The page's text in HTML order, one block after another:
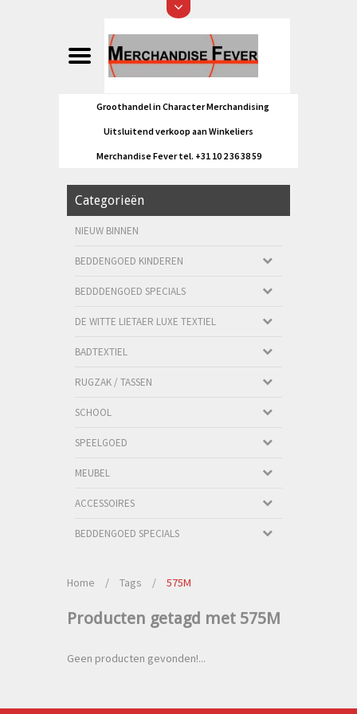
Groothandel in Character Merchandising
Uitsluitend verkoop aan Winkeliers
Merchandise Fever tel. +31 10 2 36 38 59
Categorieën
NIEUW BINNEN
BEDDENGOED KINDEREN
BEDDDENGOED SPECIALS
DE WITTE LIETAER LUXE TEXTIEL
BADTEXTIEL
RUGZAK / TASSEN
SCHOOL
SPEELGOED
MEUBEL
ACCESSOIRES
BEDDENGOED SPECIALS
Home / Tags / 575M
Producten getagd met 575M
Geen producten gevonden!...